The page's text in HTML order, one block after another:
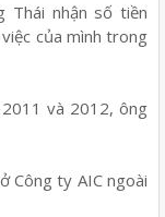
Thái nhận số tiền
của mình trong
và 2012, ông
Công ty AIC ngoài